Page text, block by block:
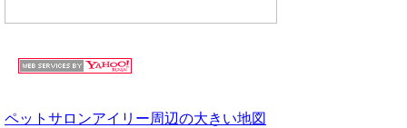
ペットサロンアイリー周辺の大きい地図